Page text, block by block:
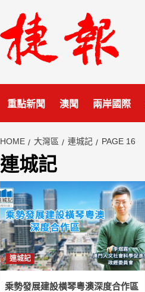
重點新聞 澳聞 兩岸國際
HOME 大灣區 連城記 PAGE 16
連城記
連城記
乘勢發展建設橫琴粵澳深度合作區